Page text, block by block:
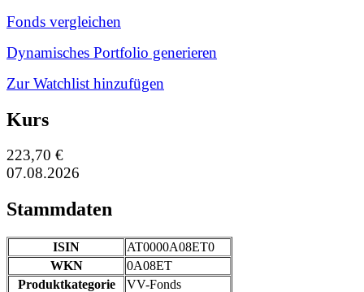
Fonds vergleichen
Dynamisches Portfolio generieren
Zur Watchlist hinzufügen
Kurs
223,70 €
07.08.2026
Stammdaten
ISIN
AT0000A08ET0
WKN
0A08ET
Produktkategorie
VV-Fonds